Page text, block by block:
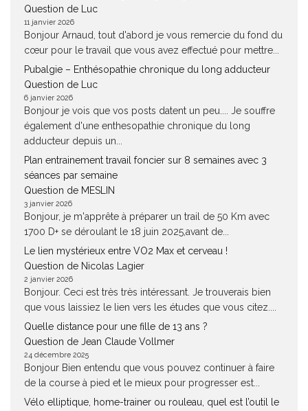
Question de Luc
11 janvier 2026
Bonjour Arnaud, tout d'abord je vous remercie du fond du
cœur pour le travail que vous avez effectué pour mettre...
Pubalgie – Enthésopathie chronique du long adducteur
Question de Luc
6 janvier 2026
Bonjour je vois que vos posts datent un peu.... Je souffre
également d'une enthesopathie chronique du long
adducteur depuis un...
Plan entrainement travail foncier sur 8 semaines avec 3
séances par semaine
Question de MESLIN
3 janvier 2026
Bonjour, je m'apprête à préparer un trail de 50 Km avec
1700 D+ se déroulant le 18 juin 2025,avant de...
Le lien mystérieux entre VO2 Max et cerveau !
Question de Nicolas Lagier
2 janvier 2026
Bonjour. Ceci est très très intéressant. Je trouverais bien
que vous laissiez le lien vers les études que vous citez....
Quelle distance pour une fille de 13 ans ?
Question de Jean Claude Vollmer
24 décembre 2025
Bonjour Bien entendu que vous pouvez continuer à faire
de la course à pied et le mieux pour progresser est...
Vélo elliptique, home-trainer ou rouleau, quel est l’outil le